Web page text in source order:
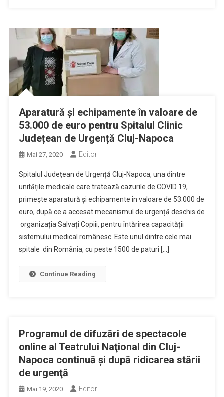
Aparatură și echipamente în valoare de
53.000 de euro pentru Spitalul Clinic
Județean de Urgență Cluj-Napoca
Mai 27, 2020 Editor
Spitalul Județean de Urgență Cluj-Napoca, una dintre
unitățile medicale care tratează cazurile de COVID 19,
primește aparatură și echipamente în valoare de 53.000 de
euro, după ce a accesat mecanismul de urgență deschis de
organizația Salvați Copiii, pentru întărirea capacității
sistemului medical românesc. Este unul dintre cele mai
spitale din România, cu peste 1500 de paturi […]
Continue Reading
Programul de difuzări de spectacole
online al Teatrului Naţional din Cluj-
Napoca continuă şi după ridicarea stării
de urgenţă
Mai 19, 2020 Editor